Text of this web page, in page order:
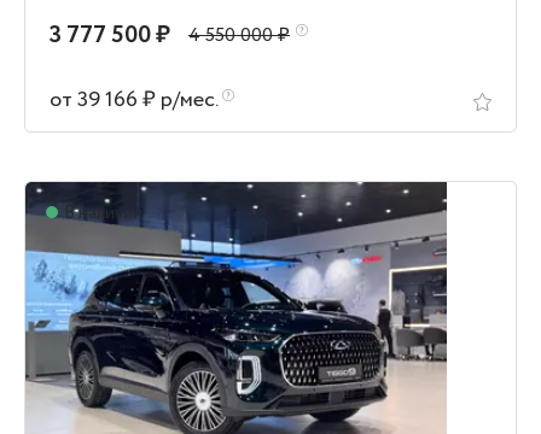
3 777 500 ₽ 4 550 000 ₽
от 39 166 ₽ р/мес.
В наличии